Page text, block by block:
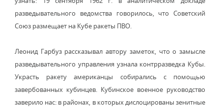
разведывательного ведомства говорилось, что Советский
Союз размещает на Кубе ракеты ПВО.
Леонид Гарбуз рассказывал автору заметок, что о замысле
разведывательного управления узнала контрразведка Кубы.
Украсть ракету американцы собирались с помощью
завербованных кубинцев. Кубинское военное руководство
заверило нас: в районах, в которых дислоцированы зенитные